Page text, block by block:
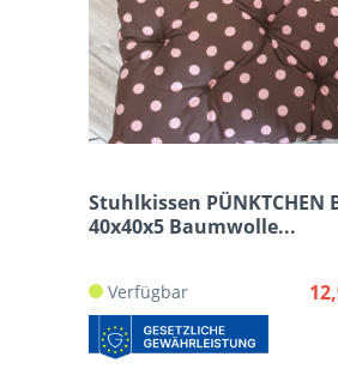
Stuhlkissen PÜNKTCHEN
40x40x5 Baumwolle...
Verfügbar